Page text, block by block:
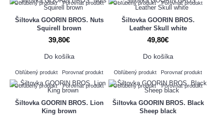
Obľúbený produkt Porovnať produkt
Šiltovka GOORIN BROS. Nuts
Squirell brown
39,80€
Do košíka
Obľúbený produkt Porovnať produkt
Obľúbený produkt Porovnať produkt
Šiltovka GOORIN BROS.
Leather Skull white
49,80€
Do košíka
Obľúbený produkt Porovnať produkt
Obľúbený produkt Porovnať produkt
Šiltovka GOORIN BROS. Lion
King brown
Obľúbený produkt Porovnať produkt
Šiltovka GOORIN BROS. Black
Sheep black